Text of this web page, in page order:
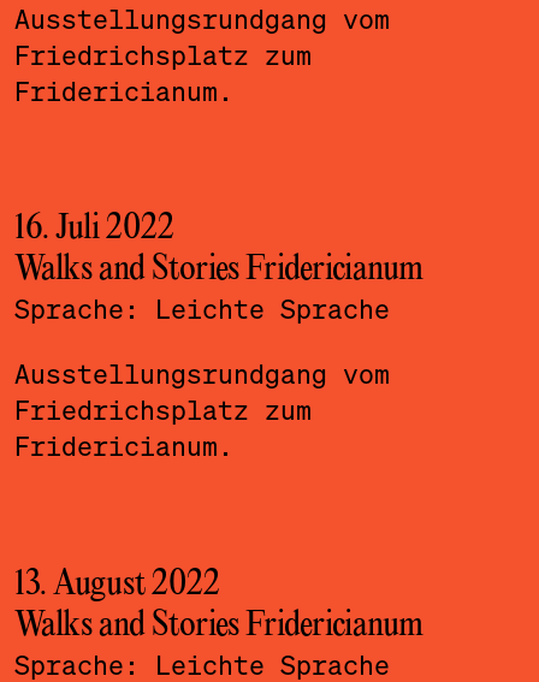
Ausstellungsrundgang vom
Friedrichsplatz zum
Fridericianum.
16. Juli 2022
Walks and Stories Fridericianum
Sprache: Leichte Sprache
Ausstellungsrundgang vom
Friedrichsplatz zum
Fridericianum.
13. August 2022
Walks and Stories Fridericianum
Sprache: Leichte Sprache